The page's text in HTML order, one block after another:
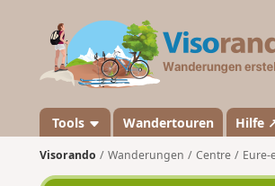
Tools Wandertouren Hilfe
Visorando Wanderungen Centre Eure-